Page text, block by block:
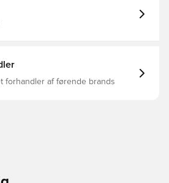
forhandler af førende brands